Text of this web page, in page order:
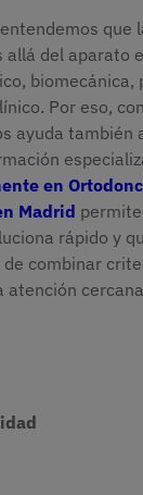
entendemos que
del aparato
biomecánica,
Por eso,
ayuda también
en
Madrid
rápido y
combinar
atención